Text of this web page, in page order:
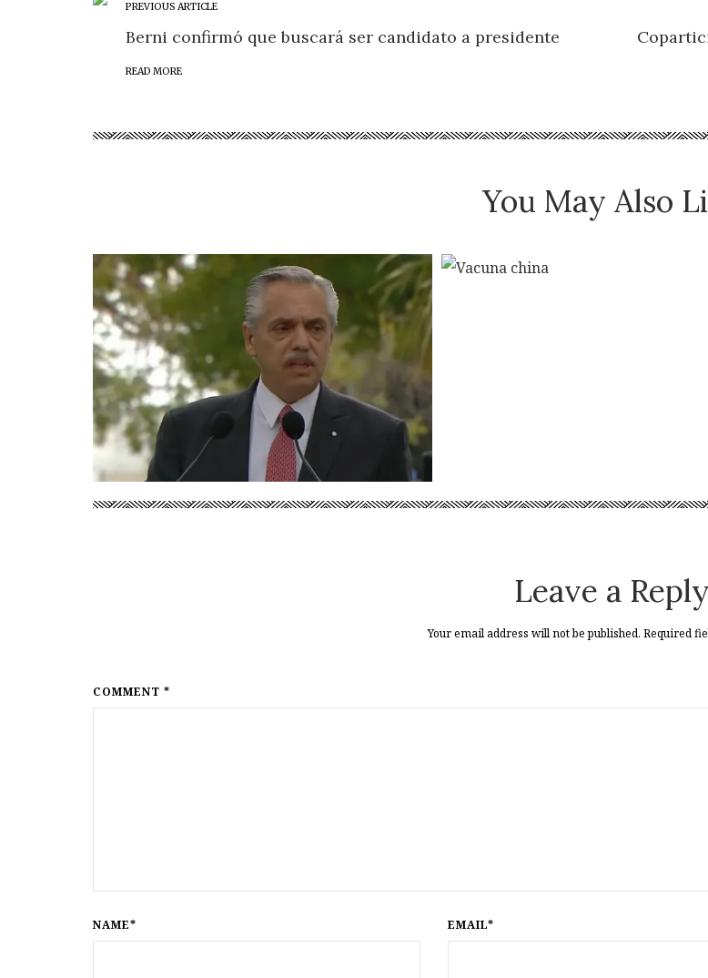
PREVIOUS ARTICLE
Berni confirmó que buscará ser candidato a presidente
READ MORE
You May Also
Leave a Reply
Your email address will not be published. Required
COMMENT *
NAME* EMAIL*